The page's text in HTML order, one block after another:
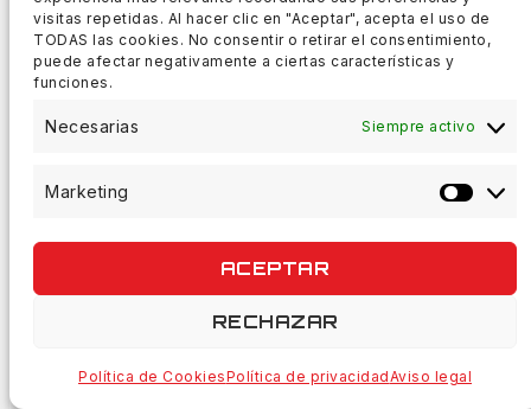
visitas repetidas. Al hacer clic en "Aceptar", acepta el uso de
TODAS las cookies. No consentir o retirar el consentimiento,
puede afectar negativamente a ciertas características y
funciones.
Necesarias Siempre activo
Marketing
ACEPTAR
RECHAZAR
Política de CookiesPolítica de privacidadAviso legal
Vadeadores
FEEDER
Accesorios Feeder
Bolsos Y Equipamiento
Cajas